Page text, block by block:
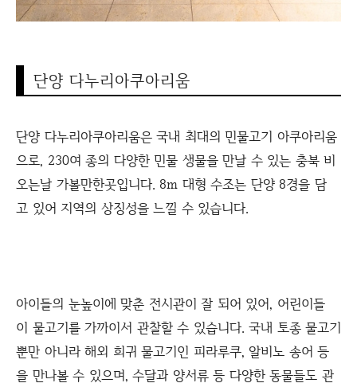
단양 다누리아쿠아리움
단양 다누리아쿠아리움은 국내 최대의 민물고기 아쿠아리움
으로, 230여 종의 다양한 민물 생물을 만날 수 있는 충북 비
오는날 가볼만한곳입니다. 8m 대형 수조는 단양 8경을 담
고 있어 지역의 상징성을 느낄 수 있습니다.
아이들의 눈높이에 맞춘 전시관이 잘 되어 있어, 어린이들
이 물고기를 가까이서 관찰할 수 있습니다. 국내 토종 물고기
뿐만 아니라 해외 희귀 물고기인 피라루쿠, 알비노 송어 등
을 만나볼 수 있으며, 수달과 양서류 등 다양한 동물들도 관